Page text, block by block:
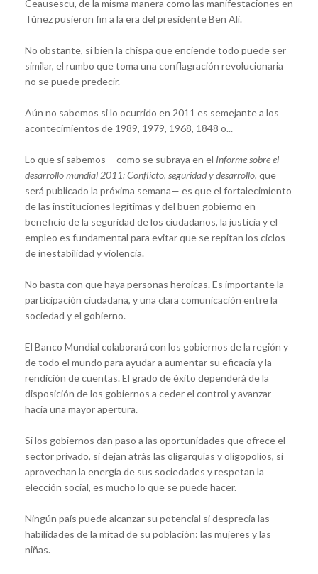
Ceausescu, de la misma manera como las manifestaciones en
Túnez pusieron fin a la era del presidente Ben Ali.
No obstante, si bien la chispa que enciende todo puede ser
similar, el rumbo que toma una conflagración revolucionaria
no se puede predecir.
Aún no sabemos si lo ocurrido en 2011 es semejante a los
acontecimientos de 1989, 1979, 1968, 1848 o...
Lo que sí sabemos —como se subraya en el Informe sobre el
desarrollo mundial 2011: Conflicto, seguridad y desarrollo, que
será publicado la próxima semana— es que el fortalecimiento
de las instituciones legítimas y del buen gobierno en
beneficio de la seguridad de los ciudadanos, la justicia y el
empleo es fundamental para evitar que se repitan los ciclos
de inestabilidad y violencia.
No basta con que haya personas heroicas. Es importante la
participación ciudadana, y una clara comunicación entre la
sociedad y el gobierno.
El Banco Mundial colaborará con los gobiernos de la región y
de todo el mundo para ayudar a aumentar su eficacia y la
rendición de cuentas. El grado de éxito dependerá de la
disposición de los gobiernos a ceder el control y avanzar
hacia una mayor apertura.
Si los gobiernos dan paso a las oportunidades que ofrece el
sector privado, si dejan atrás las oligarquías y oligopolios, si
aprovechan la energía de sus sociedades y respetan la
elección social, es mucho lo que se puede hacer.
Ningún país puede alcanzar su potencial si desprecia las
habilidades de la mitad de su población: las mujeres y las
niñas.